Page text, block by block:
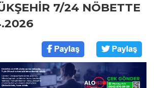
7/24 NÖBETTE